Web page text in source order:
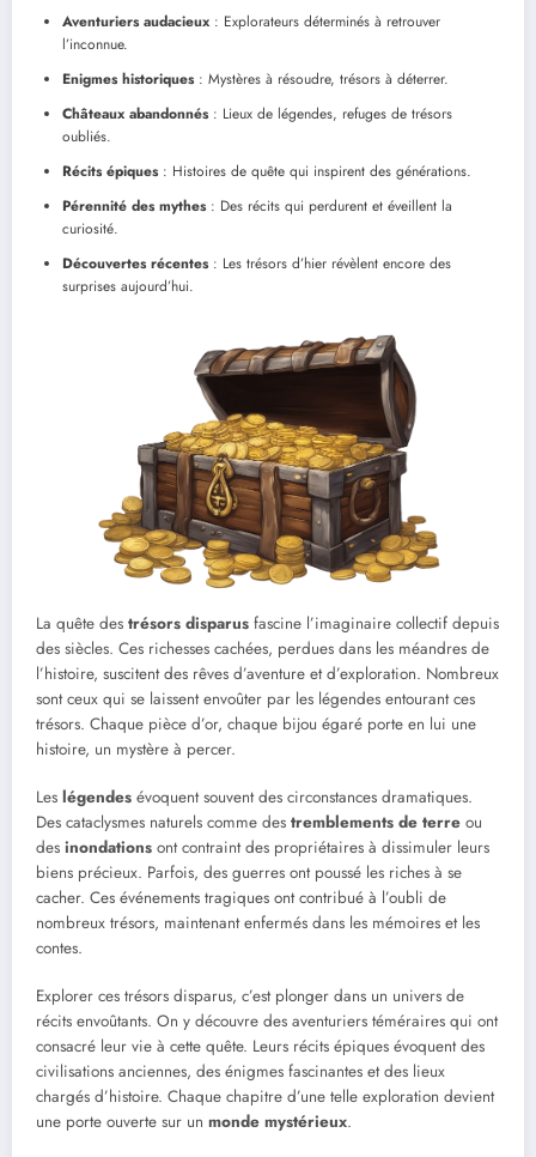
Aventuriers audacieux : Explorateurs déterminés à retrouver
l’inconnue.
Enigmes historiques: Mystères à résoudre, trésors à déterrer.
Châteaux abandonnés: Lieux de légendes, refuges de trésors
oubliés.
Récits épiques: Histoires de quête qui inspirent des générations.
Pérennité des mythes: Des récits qui perdurent et éveillent la
curiosité.
Découvertes récentes: Les trésors d’hier révèlent encore des
surprises aujourd’hui.
La quête des trésors disparus fascine l’imaginaire collectif depuis
des siècles. Ces richesses cachées, perdues dans les méandres de
l’histoire, suscitent des rêves d’aventure et d’exploration. Nombreux
sont ceux qui se laissent envoûter par les légendes entourant ces
trésors. Chaque pièce d’or, chaque bijou égaré porte en lui une
histoire, un mystère à percer.
Les légendes évoquent souvent des circonstances dramatiques.
Des cataclysmes naturels comme des tremblements de terre ou
des inondations ont contraint des propriétaires à dissimuler leurs
biens précieux. Parfois, des guerres ont poussé les riches à se
cacher. Ces événements tragiques ont contribué à l’oubli de
nombreux trésors, maintenant enfermés dans les mémoires et les
contes.
Explorer ces trésors disparus, c’est plonger dans un univers de
récits envoûtants. On y découvre des aventuriers téméraires qui ont
consacré leur vie à cette quête. Leurs récits épiques évoquent des
civilisations anciennes, des énigmes fascinantes et des lieux
chargés d’histoire. Chaque chapitre d’une telle exploration devient
une porte ouverte sur un monde mystérieux.